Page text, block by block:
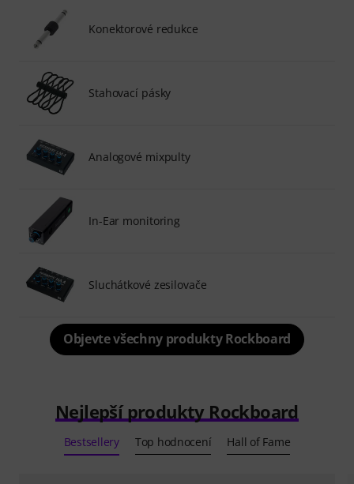
Konektorové redukce
Stahovací pásky
Analogové mixpulty
In-Ear monitoring
Sluchátkové zesilovače
Objevte všechny produkty Rockboard
Nejlepší produkty Rockboard
Bestsellery Top hodnocení Hall of Fame